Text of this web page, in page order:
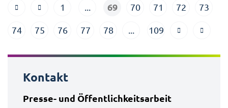
1 69 70 71 72 73
74 75 76 77 78 109
Kontakt
Presse- und Öffentlichkeitsarbeit